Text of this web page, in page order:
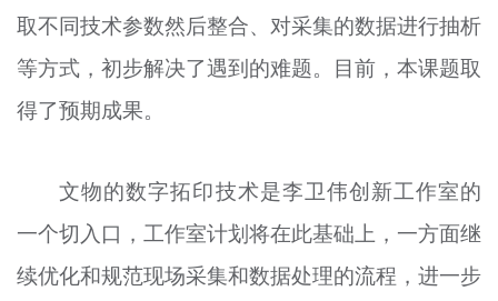
取不同技术参数然后整合、对采集的数据进行抽析
等方式，初步解决了遇到的难题。目前，本课题取
得了预期成果。
文物的数字拓印技术是李卫伟创新工作室的
一个切入口，工作室计划将在此基础上，一方面继
续优化和规范现场采集和数据处理的流程，进一步